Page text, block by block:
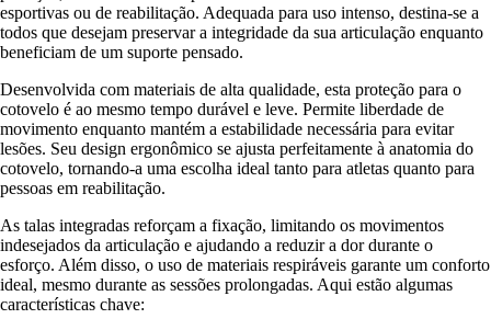
esportivas ou de reabilitação. Adequada para uso intenso, destina-se a
todos que desejam preservar a integridade da sua articulação enquanto
beneficiam de um suporte pensado.
Desenvolvida com materiais de alta qualidade, esta proteção para o
cotovelo é ao mesmo tempo durável e leve. Permite liberdade de
movimento enquanto mantém a estabilidade necessária para evitar
lesões. Seu design ergonômico se ajusta perfeitamente à anatomia do
cotovelo, tornando-a uma escolha ideal tanto para atletas quanto para
pessoas em reabilitação.
As talas integradas reforçam a fixação, limitando os movimentos
indesejados da articulação e ajudando a reduzir a dor durante o
esforço. Além disso, o uso de materiais respiráveis garante um conforto
ideal, mesmo durante as sessões prolongadas. Aqui estão algumas
características chave: